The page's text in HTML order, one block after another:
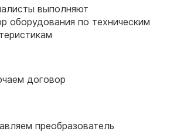
выполняют
оборудования по техническим
договор
преобразователь